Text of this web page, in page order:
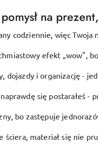
na
codziennie, więc Twoja
efekt „wow",
dojazdy i organizację -
się postarałeś -
bo zastępuje
ściera, materiał się nie